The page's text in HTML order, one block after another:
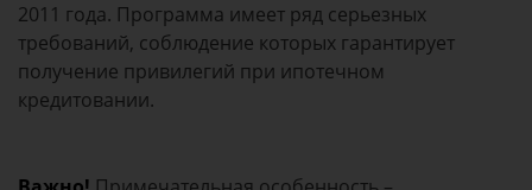
2011 года. Программа имеет ряд серьезных
требований, соблюдение которых гарантирует
получение привилегий при ипотечном
кредитовании.